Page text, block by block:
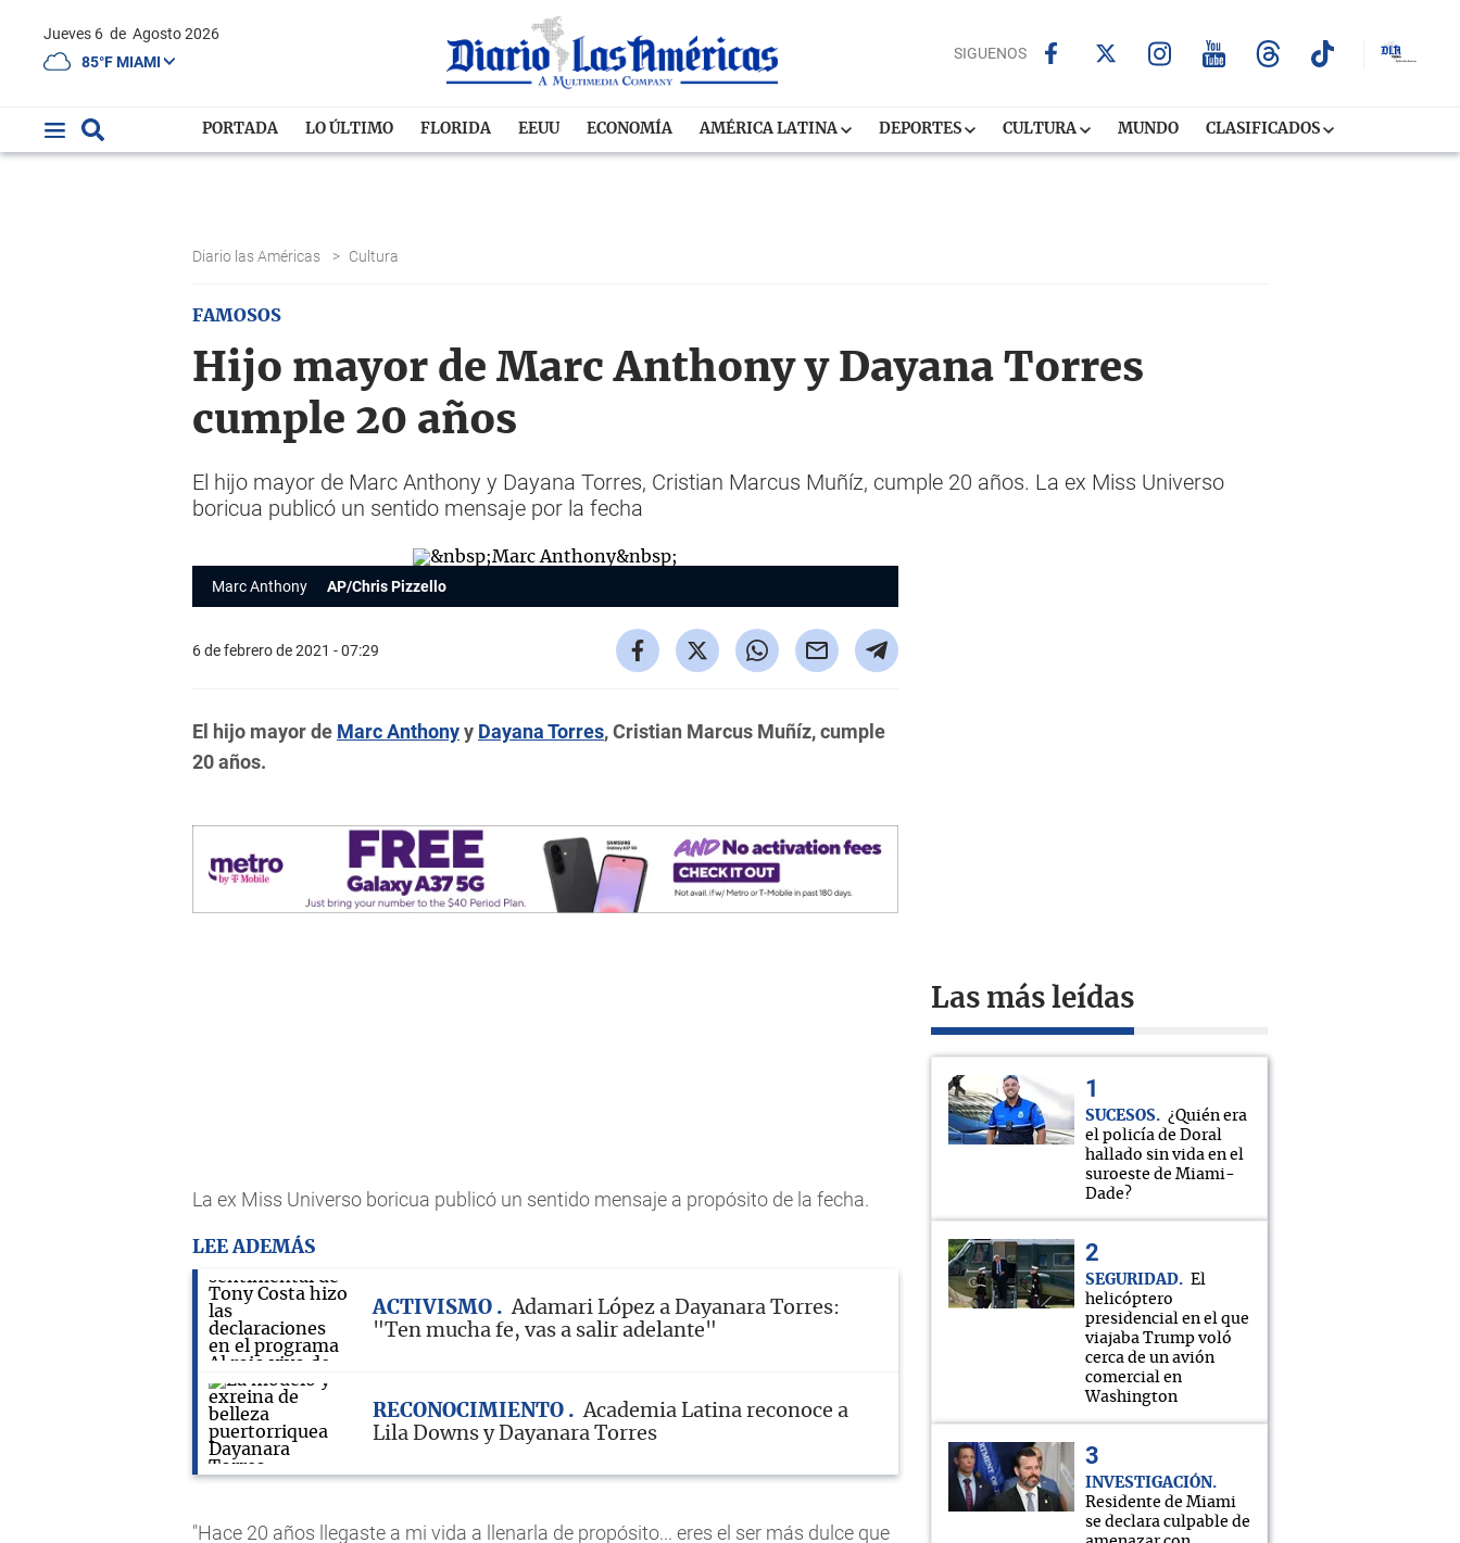
Jueves 6 de Agosto 2026
85°F MIAMI
SIGUENOS
PORTADA LO ÚLTIMO FLORIDA EEUU ECONOMÍA AMÉRICA LATINA DEPORTES CULTURA MUNDO CLASIFICADOS
Diario las Américas > Cultura
FAMOSOS
Hijo mayor de Marc Anthony y Dayana Torres
cumple 20 años
El hijo mayor de Marc Anthony y Dayana Torres, Cristian Marcus Muñíz, cumple 20 años. La ex Miss Universo
boricua publicó un sentido mensaje por la fecha
Marc Anthony AP/Chris Pizzello
6 de febrero de 2021 - 07:29
El hijo mayor de Marc Anthonyy Dayana Torres, Cristian Marcus Muñíz, cumple
20 años.
La ex Miss Universo boricua publicó un sentido mensaje a propósito de la fecha.
LEE ADEMÁS
ACTIVISMO
Adamari López a Dayanara Torres:
"Ten mucha fe, vas a salir adelante"
RECONOCIMIENTO
Academia Latina reconoce a
Lila Downs y Dayanara Torres
"Hace 20 años llegaste a mi vida a llenarla de propósito... eres el ser más dulce que
Las más leídas
SUCESOS
¿Quién era
el policía de Doral
hallado sin vida en el
suroeste de Miami-
Dade?
SEGURIDAD
El
helicóptero
presidencial en el que
viajaba Trump voló
cerca de un avión
comercial en
Washington
INVESTIGACIÓN
Residente de Miami
se declara culpable de